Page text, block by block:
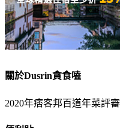
關於Dusrin貪食嗑
2020年痞客邦百道年菜評審